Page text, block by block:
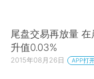
尾盘交易再放量 在
升值0.03%
2015年08月26日 APP打